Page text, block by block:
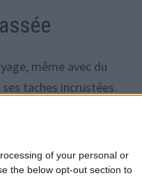
of your personal or
the below opt-out section to
même avec du
taches incrustées.